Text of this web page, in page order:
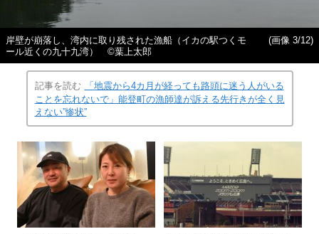
岸壁が崩落し、湾内に取り残された漁船（イカの駅つくモ
ール近くの九十九湾） ©️葉上太郎
(画像 3/12)
記事を読む
「地震から4カ月が経っても路頭に迷う人がいる
ことを忘れないで」能登町の漁師達が訴える先行きが全く見
えない”惨状”